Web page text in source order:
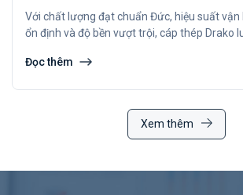
Với chất lượng đạt chuẩn Đức, hiệu suất vận
ổn định và độ bền vượt trội, cáp thép Drako
hiện đại trên toàn cầu.
Đọc thêm
Xem thêm